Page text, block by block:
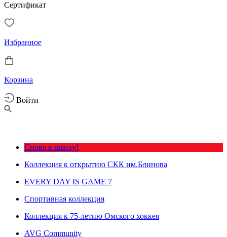
Сертификат
Избранное
Корзина
Войти
Снова в школу!
Коллекция к открытию СКК им.Блинова
EVERY DAY IS GAME 7
Спортивная коллекция
Коллекция к 75-летию Омского хоккея
AVG Community